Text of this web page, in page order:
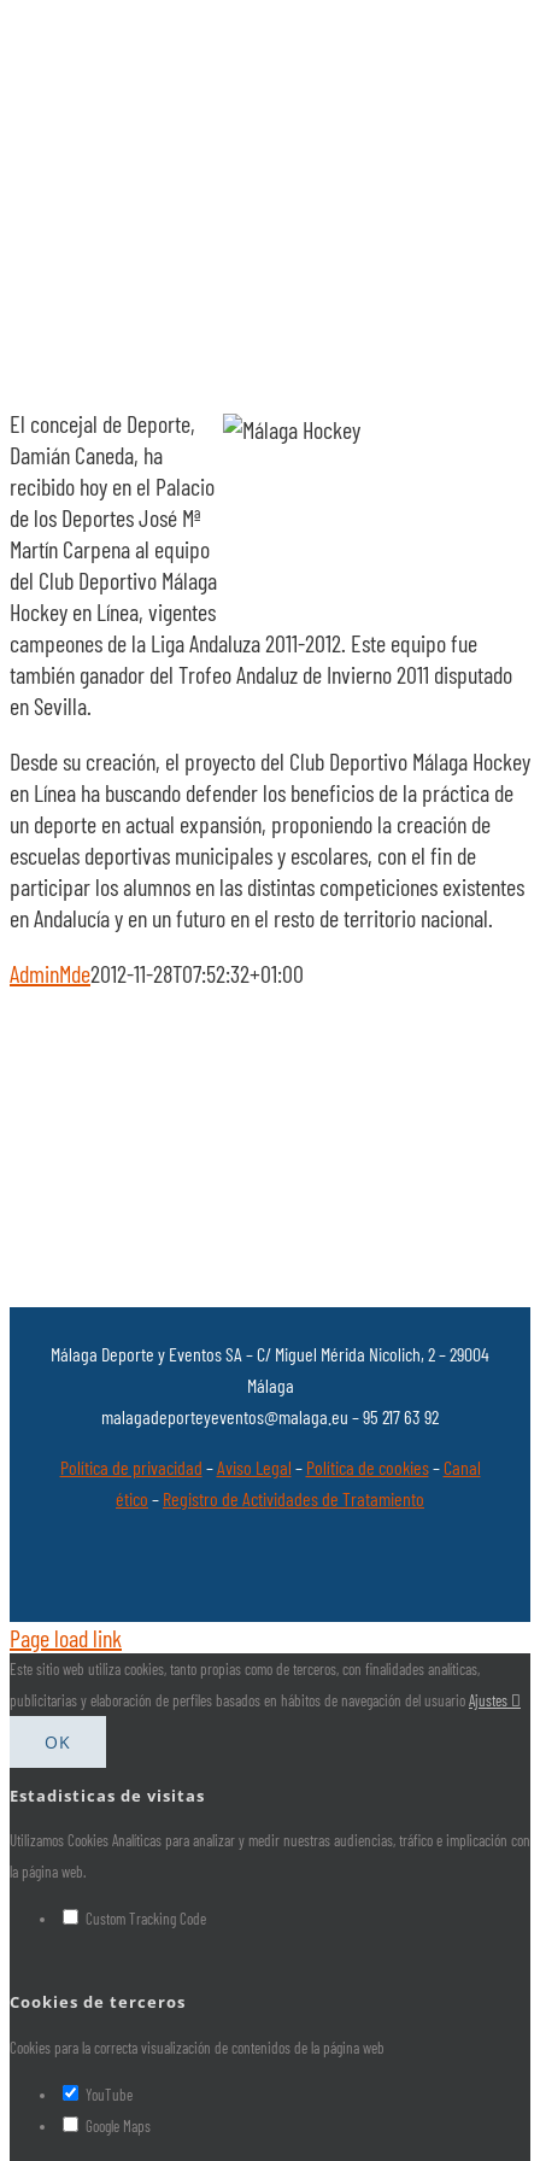
El concejal de Deporte,
Damián Caneda, ha
recibido hoy en el Palacio
de los Deportes José Mª
Martín Carpena al equipo
del Club Deportivo Málaga
Hockey en Línea, vigentes
campeones de la Liga Andaluza 2011-2012. Este equipo fue
también ganador del Trofeo Andaluz de Invierno 2011 disputado
en Sevilla.
Desde su creación, el proyecto del Club Deportivo Málaga Hockey
en Línea ha buscando defender los beneficios de la práctica de
un deporte en actual expansión, proponiendo la creación de
escuelas deportivas municipales y escolares, con el fin de
participar los alumnos en las distintas competiciones existentes
en Andalucía y en un futuro en el resto de territorio nacional.
AdminMde2012-11-28T07:52:32+01:00
Málaga Deporte y Eventos SA – C/ Miguel Mérida Nicolich, 2 – 29004
Málaga
malagadeporteyeventos@malaga.eu – 95 217 63 92
Política de privacidad –Aviso Legal – Política de cookies–Canal
ético – Registro de Actividades de Tratamiento
Page load link
Este sitio web utiliza cookies, tanto propias como de terceros, con finalidades analíticas,
publicitarias y elaboración de perfiles basados en hábitos de navegación del usuarioAjustes
OK
Estadisticas de visitas
Utilizamos Cookies Analíticas para analizar y medir nuestras audiencias, tráfico e implicación con
la página web.
Custom Tracking Code
Cookies de terceros
Cookies para la correcta visualización de contenidos de la página web
YouTube
Google Maps